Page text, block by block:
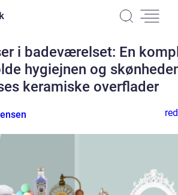
i badeværelset: En
hygiejnen og
keramiske overflader